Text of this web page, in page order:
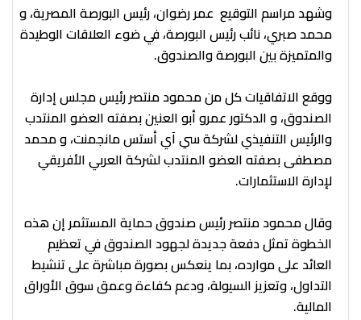
وشهد مراسم التوقيع عمر رضوان، رئيس البورصة المصرية، و
محمد صبري، نائب رئيس البورصة، في ضوء العلاقات الوطيدة
والمتميزة بين البورصة والصندوق.
ووقع الاتفاقيات كل من محمود منتصر رئيس مجلس إدارة
الصندوق، و الدكتور عمرو أبو العنين بصفته العضو المنتدب
والرئيس التنفيذي لشركة سي آي أستس مانجمنت، و محمد
مصطفى بصفته العضو المنتدب لشركة العربي الأفريقي
لإدارة الاستثمارات.
وقال محمود منتصر رئيس صندوق حماية المستثمر إن هذه
الخطوة تمثل دفعة جديدة لجهود الصندوق في تعظيم
العائد على موارده، بما ينعكس بصورة مباشرة على تنشيط
التداول، وتعزيز السيولة، ودعم كفاءة وعمق سوق الأوراق
المالية.